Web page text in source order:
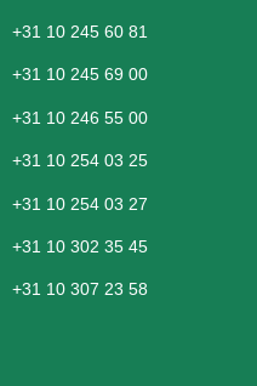
+31 10 245 60 81
+31 10 245 69 00
+31 10 246 55 00
+31 10 254 03 25
+31 10 254 03 27
+31 10 302 35 45
+31 10 307 23 58